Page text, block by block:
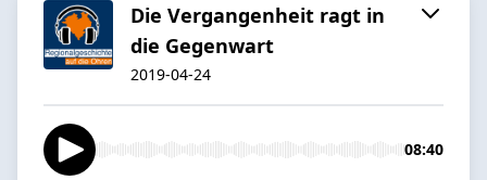
Die Vergangenheit ragt in
die Gegenwart
2019-04-24
08:40